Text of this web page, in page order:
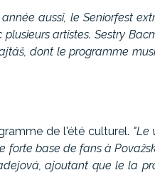
année aussi, le Seniorfest
artistes. Sestry
dont le programme
de l'été culturel. "Le
base de fans à
ajoutant que le la